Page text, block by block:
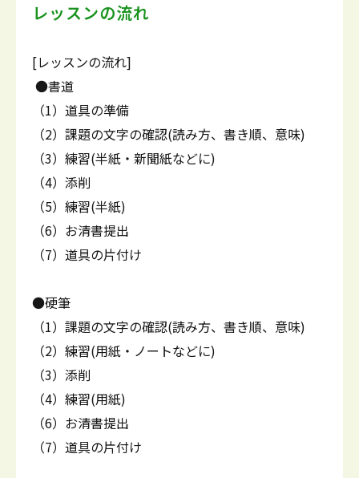
レッスンの流れ
[レッスンの流れ]
●書道
（1）道具の準備
（2）課題の文字の確認(読み方、書き順、意味)
（3）練習(半紙・新聞紙などに)
（4）添削
（5）練習(半紙)
（6）お清書提出
（7）道具の片付け
●硬筆
（1）課題の文字の確認(読み方、書き順、意味)
（2）練習(用紙・ノートなどに)
（3）添削
（4）練習(用紙)
（6）お清書提出
（7）道具の片付け